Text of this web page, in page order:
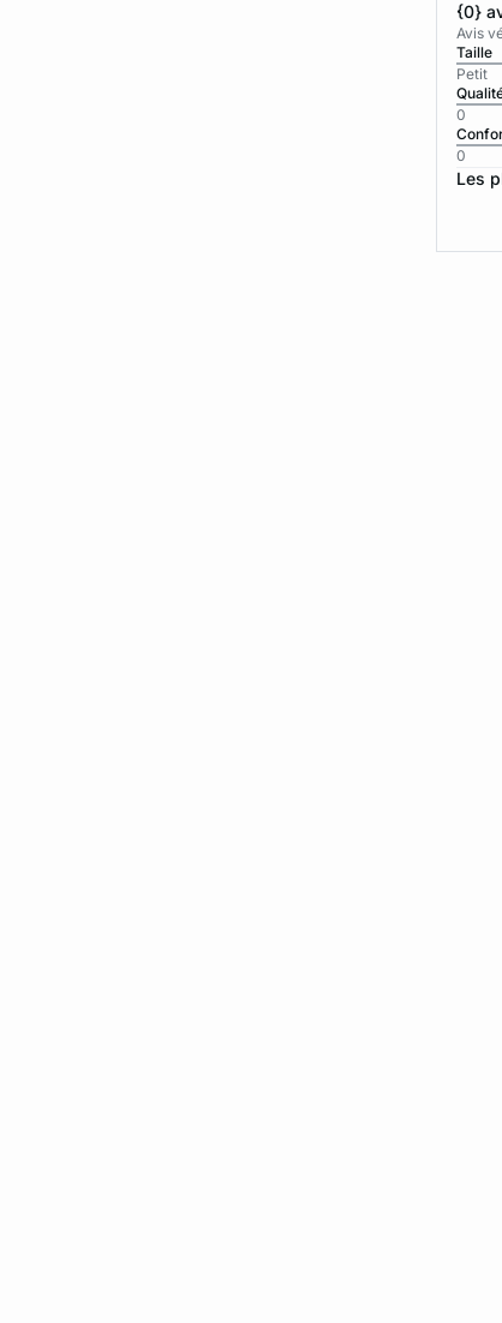
{0}
Avis
Taille
Petit
0
0
Les